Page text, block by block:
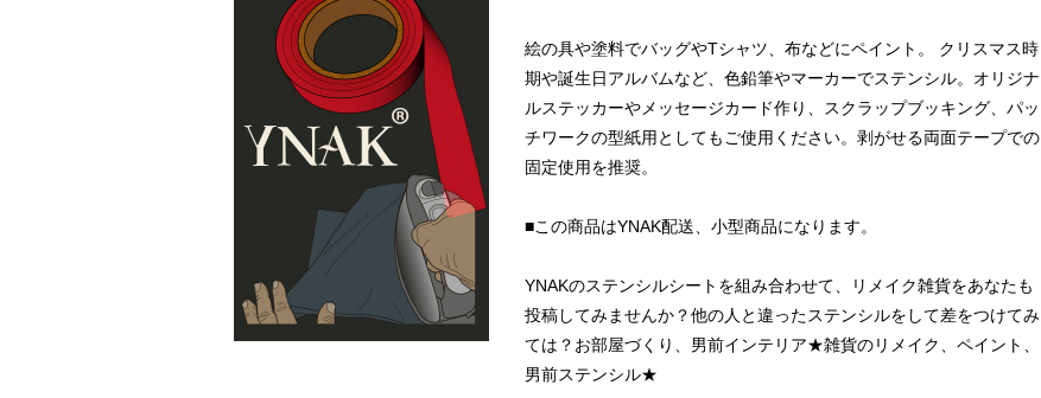
絵の具や塗料でバッグやTシャツ、布などにペイント。 クリスマス時
期や誕生日アルバムなど、色鉛筆やマーカーでステンシル。オリジナ
ルステッカーやメッセージカード作り、スクラップブッキング、パッ
チワークの型紙用としてもご使用ください。剥がせる両面テープでの
固定使用を推奨。
■この商品はYNAK配送、小型商品になります。
YNAKのステンシルシートを組み合わせて、リメイク雑貨をあなたも
投稿してみませんか？他の人と違ったステンシルをして差をつけてみ
ては？お部屋づくり、男前インテリア★雑貨のリメイク、ペイント、
男前ステンシル★